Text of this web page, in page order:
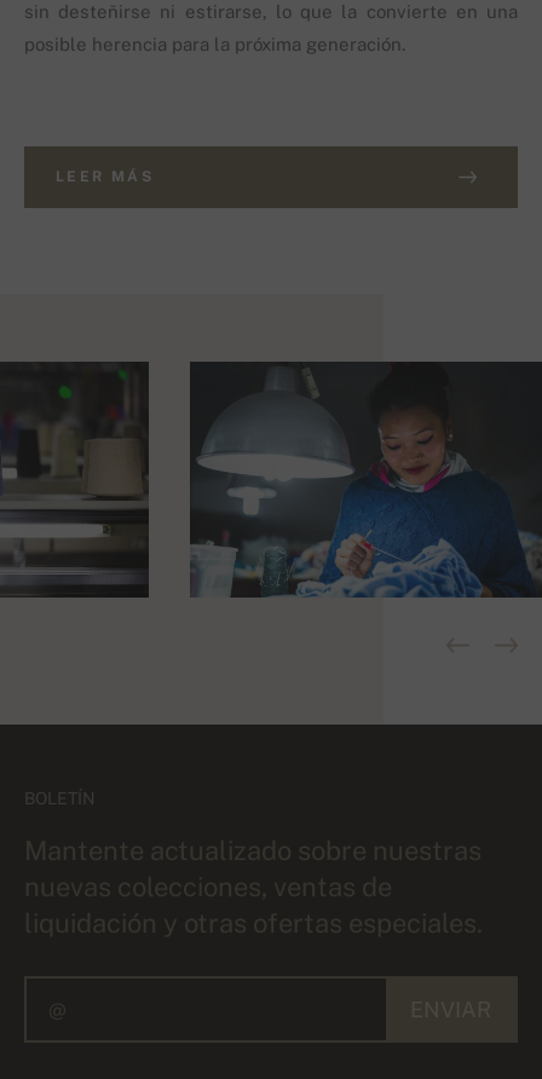
sin desteñirse ni estirarse, lo que la convierte en una
posible herencia para la próxima generación.
LEER MÁS
BOLETÍN
Mantente actualizado sobre nuestras
nuevas colecciones, ventas de
liquidación y otras ofertas especiales.